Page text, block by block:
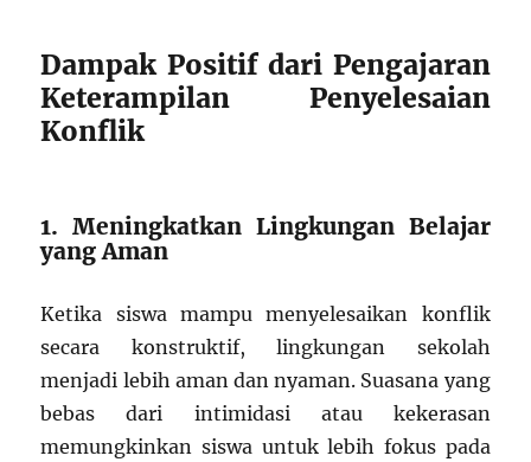
Dampak Positif dari Pengajaran
Keterampilan Penyelesaian
Konflik
1. Meningkatkan Lingkungan Belajar
yang Aman
Ketika siswa mampu menyelesaikan konflik
secara konstruktif, lingkungan sekolah
menjadi lebih aman dan nyaman. Suasana yang
bebas dari intimidasi atau kekerasan
memungkinkan siswa untuk lebih fokus pada